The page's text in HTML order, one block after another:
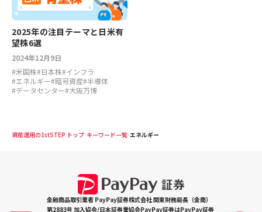
2025年の注目テーマと日米有
望株6選
2024年12月9日
#米国株#日本株#インフラ
#エネルギー#暗号資産#半導体
#データセンター#大阪万博
資産運用の1stSTEP トップ キーワード一覧 エネルギー
金融商品取引業者 PayPay証券株式会社 関東財務局長（金商）
第2883号 加入協会/日本証券業協会PayPay証券はPayPay証券